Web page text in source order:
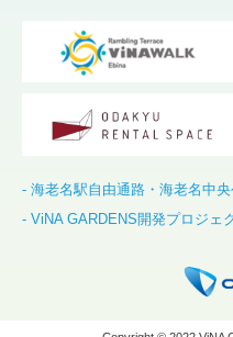
- 海老名駅自由通路・海老名中央
- ViNA GARDENS開発プロジェ